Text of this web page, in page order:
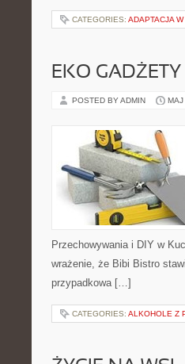
CATEGORIES: ADAPTACJA
EKO
POSTED BY ADMIN
Przechowywania i DIY w
wrażenie, że Bibi Bistro
przypadkowa […]
CATEGORIES: ALKOHOLE Z